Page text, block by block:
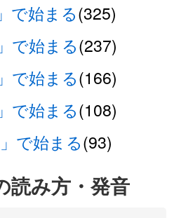
で始まる(325)
で始まる(237)
で始まる(166)
で始まる(108)
で始まる(93)
読み方・発音